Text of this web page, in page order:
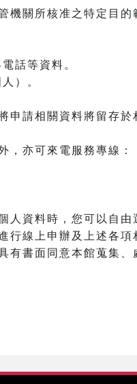
機關所核准之特定目的
話等資料。
）。
申請相關資料將留存於
，亦可來電服務專線：
人資料時，您可以自由
行線上申辦及上述各項
有書面同意本館蒐集、